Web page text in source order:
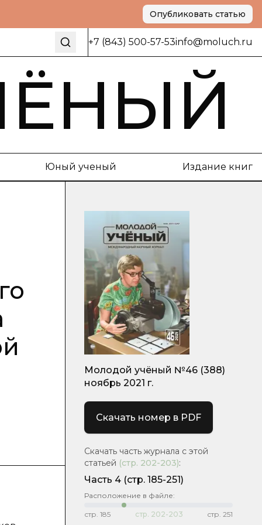
Опубликовать статью
+7 (843) 500-57-53info@moluch.ru
Юный ученый Издание книг
Молодой учёный №46 (388)
ноябрь 2021 г.
Скачать номер в PDF
Скачать часть журнала с этой
статьей (стр. 202-203):
Часть 4 (стр. 185-251)
Расположение в файле:
стр. 185 стр. 202-203 стр. 251